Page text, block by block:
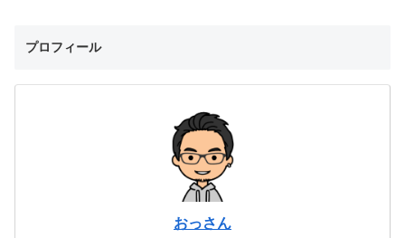
プロフィール
おっさん